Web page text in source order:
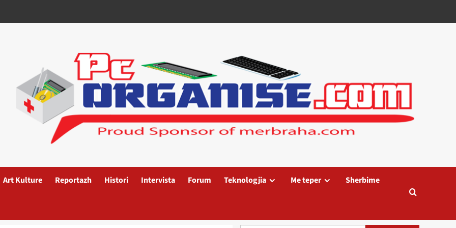
Art Kulture Reportazh Histori Intervista Forum Teknologjia Me teper Sherbime